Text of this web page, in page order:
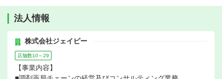
法人情報
株式会社ジェイピー
店舗数10～29
【事業内容】